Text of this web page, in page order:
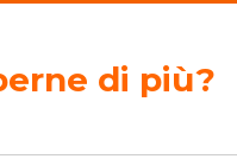
di più?